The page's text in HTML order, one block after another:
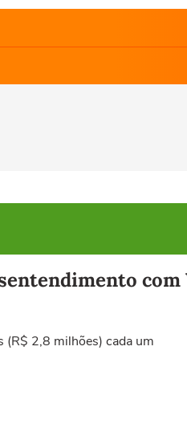
com
(R$ 2,8 milhões) cada um